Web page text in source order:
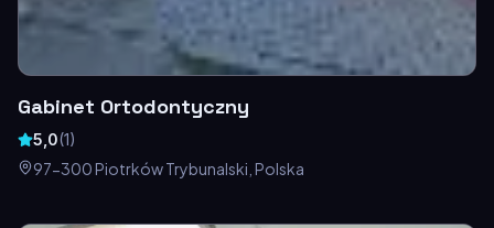
Gabinet Ortodontyczny
5,0(1)
97-300 Piotrków Trybunalski, Polska